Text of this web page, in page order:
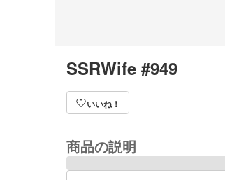
SSRWife #949
いいね！
商品の説明